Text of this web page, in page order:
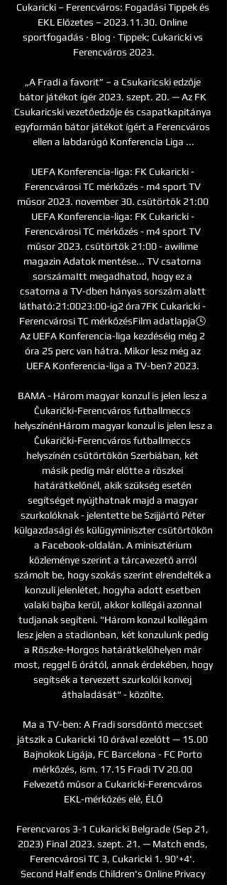
Cukaricki – Ferencváros: Fogadási Tippek és
EKL Előzetes – 2023.11.30. Online
sportfogadás · Blog · Tippek; Cukaricki vs
Ferencváros 2023.
„A Fradi a favorit” – a Csukaricski edzője
bátor játékot ígér 2023. szept. 20. — Az FK
Csukaricski vezetőedzője és csapatkapitánya
egyformán bátor játékot ígért a Ferencváros
ellen a labdarúgó Konferencia Liga ...
UEFA Konferencia-liga: FK Cukaricki -
Ferencvárosi TC mérkőzés - m4 sport TV
műsor 2023. november 30. csütörtök 21:00﻿
UEFA Konferencia-liga: FK Cukaricki -
Ferencvárosi TC mérkőzés - m4 sport TV
műsor 2023. csütörtök 21:00 - awilime
magazin Adatok mentése... TV csatorna
sorszámaItt megadhatod, hogy ez a
csatorna a TV-dben hányas sorszám alatt
látható:21:0023:00-ig2 óra7FK Cukaricki -
Ferencvárosi TC mérkőzésFilm adatlapja🕓
Az UEFA Konferencia-liga kezdéséig még 2
óra 25 perc van hátra. Mikor lesz még az
UEFA Konferencia-liga a TV-ben? 2023.
BAMA - Három magyar konzul is jelen lesz a
Čukarički-Ferencváros futballmeccs
helyszínénHárom magyar konzul is jelen lesz a
Čukarički-Ferencváros futballmeccs
helyszínén csütörtökön Szerbiában, két
másik pedig már előtte a röszkei
határátkelőnél, akik szükség esetén
segítséget nyújthatnak majd a magyar
szurkolóknak - jelentette be Szijjártó Péter
külgazdasági és külügyminiszter csütörtökön
a Facebook-oldalán. A minisztérium
közleménye szerint a tárcavezető arról
számolt be, hogy szokás szerint elrendelték a
konzuli jelenlétet, hogyha adott esetben
valaki bajba kerül, akkor kollégái azonnal
tudjanak segíteni. "Három konzul kollégám
lesz jelen a stadionban, két konzulunk pedig
a Röszke-Horgos határátkelőhelyen már
most, reggel 6 órától, annak érdekében, hogy
segítsék a tervezett szurkolói konvoj
áthaladását" - közölte.
Ma a TV-ben: A Fradi sorsdöntő meccset
játszik a Cukaricki 10 órával ezelőtt — 15.00
Bajnokok Ligája, FC Barcelona - FC Porto
mérkőzés, ism. 17.15 Fradi TV 20.00
Felvezető műsor a Cukaricki-Ferencváros
EKL-mérkőzés elé, ÉLŐ
Ferencvaros 3-1 Cukaricki Belgrade (Sep 21,
2023) Final 2023. szept. 21. — Match ends,
Ferencvárosi TC 3, Cukaricki 1. 90'+4'.
Second Half ends Children's Online Privacy